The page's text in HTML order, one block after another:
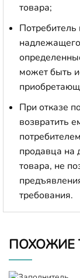
товара;
Потребитель
может быть
При отказе
возвратить
продавца на
товара, не
требования.
ПОХОЖИЕ